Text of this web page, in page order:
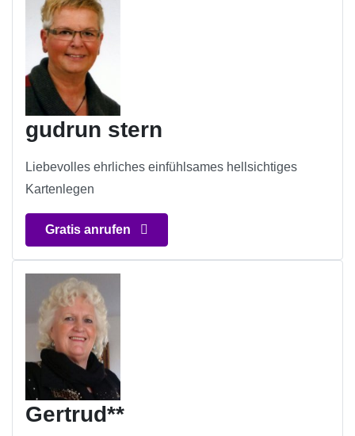
gudrun stern
Liebevolles ehrliches einfühlsames hellsichtiges
Kartenlegen
Gratis anrufen
Gertrud**